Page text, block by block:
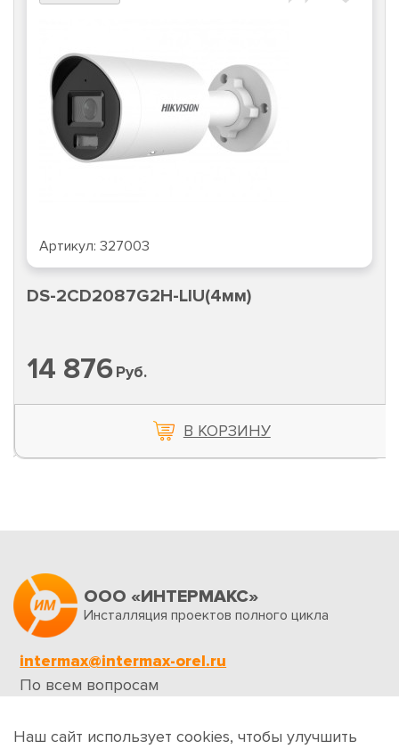
Артикул: 327003
DS-2CD2087G2H-LIU(4мм)
14 876Руб.
В КОРЗИНУ
ООО «ИНТЕРМАКС»
Инсталляция проектов полного цикла
intermax@intermax-orel.ru
По всем вопросам
Обратная связь
Наш сайт использует cookies, чтобы улучшить